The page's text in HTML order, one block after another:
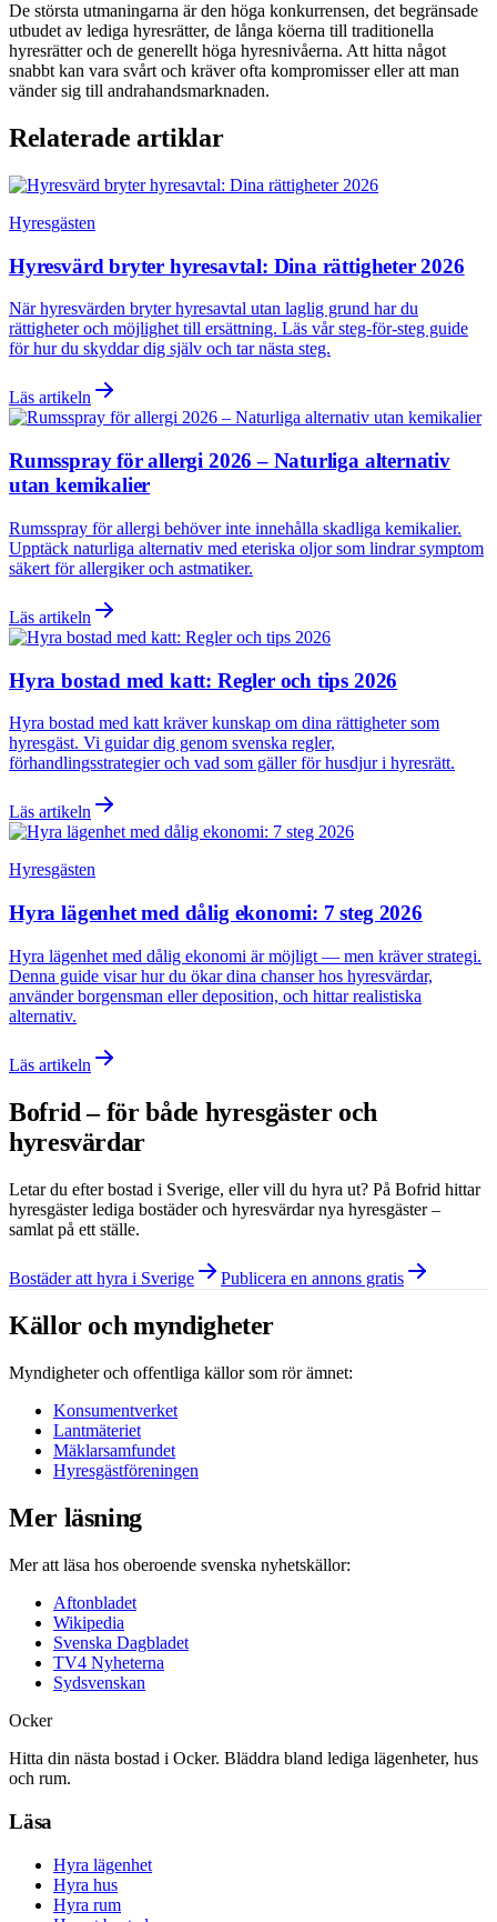
De största utmaningarna är den höga konkurrensen, det begränsade
utbudet av lediga hyresrätter, de långa köerna till traditionella
hyresrätter och de generellt höga hyresnivåerna. Att hitta något
snabbt kan vara svårt och kräver ofta kompromisser eller att man
vänder sig till andrahandsmarknaden.
Relaterade artiklar
Hyresgästen
Hyresvärd bryter hyresavtal: Dina rättigheter 2026
När hyresvärden bryter hyresavtal utan laglig grund har du
rättigheter och möjlighet till ersättning. Läs vår steg-för-steg guide
för hur du skyddar dig själv och tar nästa steg.
Läs artikeln
Rumsspray för allergi 2026 – Naturliga alternativ
utan kemikalier
Rumsspray för allergi behöver inte innehålla skadliga kemikalier.
Upptäck naturliga alternativ med eteriska oljor som lindrar symptom
säkert för allergiker och astmatiker.
Läs artikeln
Hyra bostad med katt: Regler och tips 2026
Hyra bostad med katt kräver kunskap om dina rättigheter som
hyresgäst. Vi guidar dig genom svenska regler,
förhandlingsstrategier och vad som gäller för husdjur i hyresrätt.
Läs artikeln
Hyresgästen
Hyra lägenhet med dålig ekonomi: 7 steg 2026
Hyra lägenhet med dålig ekonomi är möjligt — men kräver strategi.
Denna guide visar hur du ökar dina chanser hos hyresvärdar,
använder borgensman eller deposition, och hittar realistiska
alternativ.
Läs artikeln
Bofrid – för både hyresgäster och
hyresvärdar
Letar du efter bostad i Sverige, eller vill du hyra ut? På Bofrid hittar
hyresgäster lediga bostäder och hyresvärdar nya hyresgäster –
samlat på ett ställe.
Bostäder att hyra i Sverige Publicera en annons gratis
Källor och myndigheter
Myndigheter och offentliga källor som rör ämnet:
Konsumentverket
Lantmäteriet
Mäklarsamfundet
Hyresgästföreningen
Mer läsning
Mer att läsa hos oberoende svenska nyhetskällor:
Aftonbladet
Wikipedia
Svenska Dagbladet
TV4 Nyheterna
Sydsvenskan
Ocker
Hitta din nästa bostad i Ocker. Bläddra bland lediga lägenheter, hus
och rum.
Läsa
Hyra lägenhet
Hyra hus
Hyra rum